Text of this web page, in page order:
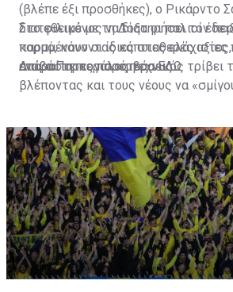
(βλέπε έξι προσθήκες), ο Ρικάρντο
διατεθειμένος να διατηρήσει τον
κορμό, κάνοντας κάποιες
απαραίτητες παρεμβάσεις.
Στο φιλικό με τη Δόξα οι παλιοί
παραμένουν οι ίδιες σταθερές
ενώ ο Πορτογάλος τεχνικός τρίβει
βλέποντας και τους νέους να
Διαβάστε περισσότεραΕΔΩ.